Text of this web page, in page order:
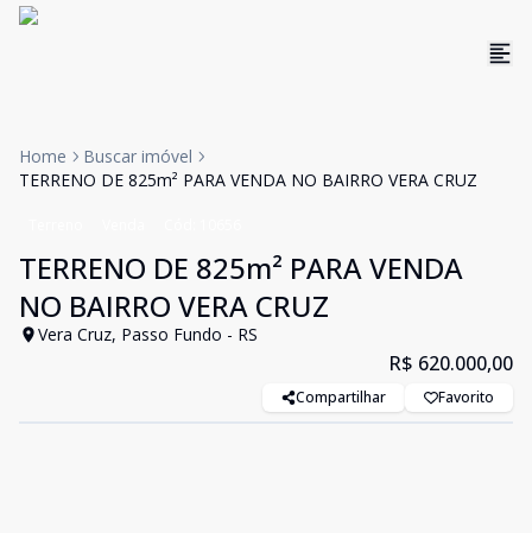
Home
Buscar imóvel
TERRENO DE 825m² PARA VENDA NO BAIRRO VERA CRUZ
TERRENO DE 825m² PARA VENDA
NO BAIRRO VERA CRUZ
Vera Cruz, Passo Fundo - RS
R$ 620.000,00
Compartilhar Favorito